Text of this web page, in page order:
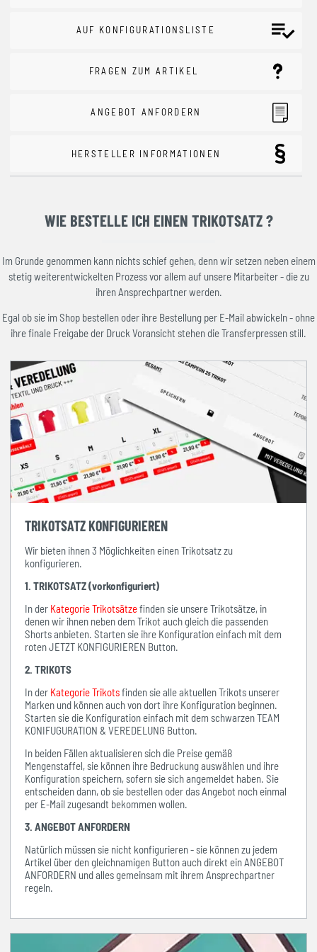
AUF KONFIGURATIONSLISTE
FRAGEN ZUM ARTIKEL
ANGEBOT ANFORDERN
HERSTELLER INFORMATIONEN
WIE BESTELLE ICH EINEN TRIKOTSATZ ?
Im Grunde genommen kann nichts schief gehen, denn wir setzen neben einem
stetig weiterentwickelten Prozess vor allem auf unsere Mitarbeiter - die zu
ihren Ansprechpartner werden.
Egal ob sie im Shop bestellen oder ihre Bestellung per E-Mail abwickeln - ohne
ihre finale Freigabe der Druck Voransicht stehen die Transferpressen still.
TRIKOTSATZ KONFIGURIEREN
Wir bieten ihnen 3 Möglichkeiten einen Trikotsatz zu
konfigurieren.
1. TRIKOTSATZ (vorkonfiguriert)
In der Kategorie Trikotsätzefinden sie unsere Trikotsätze, in
denen wir ihnen neben dem Trikot auch gleich die passenden
Shorts anbieten. Starten sie ihre Konfiguration einfach mit dem
roten JETZT KONFIGURIEREN Button.
2. TRIKOTS
In der Kategorie Trikotsfinden sie alle aktuellen Trikots unserer
Marken und können auch von dort ihre Konfiguration beginnen.
Starten sie die Konfiguration einfach mit dem schwarzen TEAM
KONIFUGURATION & VEREDELUNG Button.
In beiden Fällen aktualisieren sich die Preise gemäß
Mengenstaffel, sie können ihre Bedruckung auswählen und ihre
Konfiguration speichern, sofern sie sich angemeldet haben. Sie
entscheiden dann, ob sie bestellen oder das Angebot noch einmal
per E-Mail zugesandt bekommen wollen.
3. ANGEBOT ANFORDERN
Natürlich müssen sie nicht konfigurieren - sie können zu jedem
Artikel über den gleichnamigen Button auch direkt ein ANGEBOT
ANFORDERN und alles gemeinsam mit ihrem Ansprechpartner
regeln.